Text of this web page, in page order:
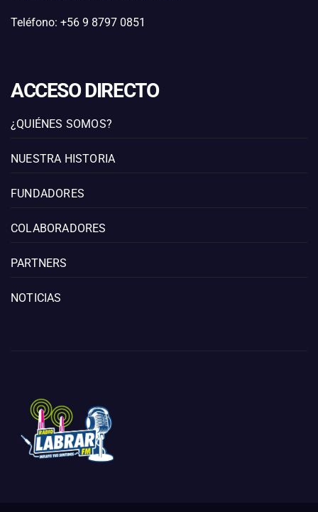
Teléfono: +56 9 8797 0851
ACCESO DIRECTO
¿QUIÉNES SOMOS?
NUESTRA HISTORIA
FUNDADORES
COLABORADORES
PARTNERS
NOTICIAS